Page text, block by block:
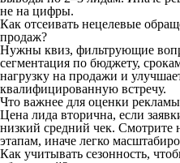
не на цифры.
Как отсеивать нецелевые
продаж?
Нужны квиз, фильтрующие
сегментация по бюджету,
нагрузку на продажи и
квалифицированную встречу.
Что важнее для оценки
Цена лида вторична, если
низкий средний чек.
этапам, иначе легко
Как учитывать сезонность,